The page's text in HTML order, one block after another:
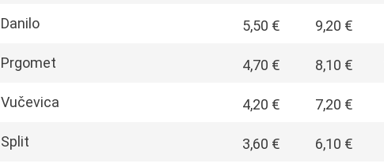
Danilo 5,50 € 9,20 €
Prgomet 4,70 € 8,10 €
Vučevica 4,20 € 7,20 €
Split 3,60 € 6,10 €